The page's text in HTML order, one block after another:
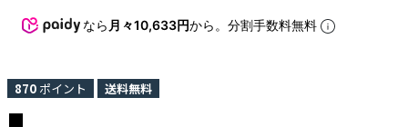
なら 月々10,633円から。分割手数料無料
870 ポイント 送料無料